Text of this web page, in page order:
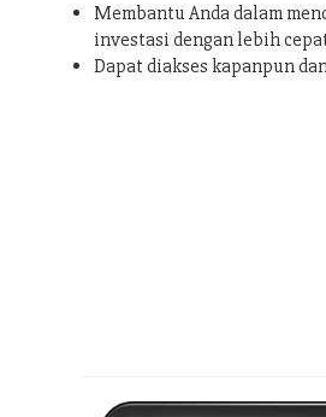
Membantu Anda dalam
investasi dengan lebih
Dapat diakses kapanpun